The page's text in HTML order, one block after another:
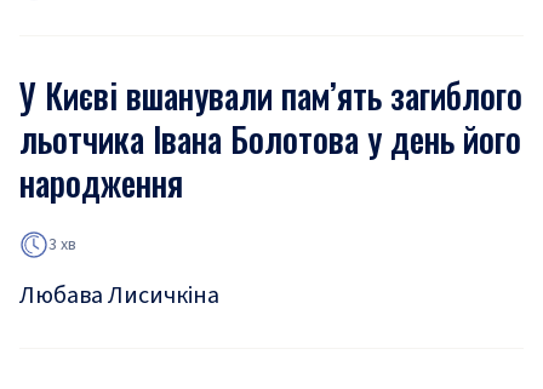
У Києві вшанували пам’ять загиблого
льотчика Івана Болотова у день його
народження
3 хв
Любава Лисичкіна